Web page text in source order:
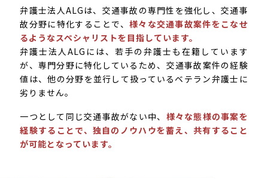
弁護士法人ALGは、交通事故の専門性を強化し、交通事
故分野に特化することで、 様々な交通事故案件をこなせ
るようなスペシャリストを目指しています。
弁護士法人ALGには、若手の弁護士も在籍しています
が、専門分野に特化しているため、交通事故案件の経験
値は、他の分野を並行して扱っているベテラン弁護士に
劣りません。
一つとして同じ交通事故がない中、 様々な態様の事案を
経験することで、独自のノウハウを蓄え、共有すること
が可能となっています。